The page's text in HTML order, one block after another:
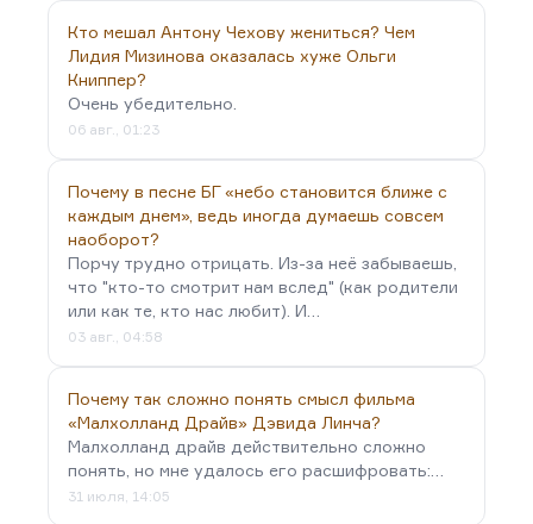
любил Фрида. Дунского я не застал, к сожалению,
живым. Для меня Фрид был в некотором смысле
идеалом спокойного и весёлого мужества. И не
зря он говорил, что лагерь подействовал на него
далеко не с той силой, с какой подействовал
американский кинематограф и прежде всего…
Кто мешал Антону Чехову жениться? Чем
Лидия Мизинова оказалась хуже Ольги
Книппер?
Очень убедительно.
06 авг., 01:23
Почему в песне БГ «небо становится ближе с
каждым днем», ведь иногда думаешь совсем
наоборот?
Порчу трудно отрицать. Из-за неё забываешь,
что "кто-то смотрит нам вслед" (как родители
или как те, кто нас любит). И…
03 авг., 04:58
Почему так сложно понять смысл фильма
«Малхолланд Драйв» Дэвида Линча?
Малхолланд драйв действительно сложно
понять, но мне удалось его расшифровать:…
31 июля, 14:05